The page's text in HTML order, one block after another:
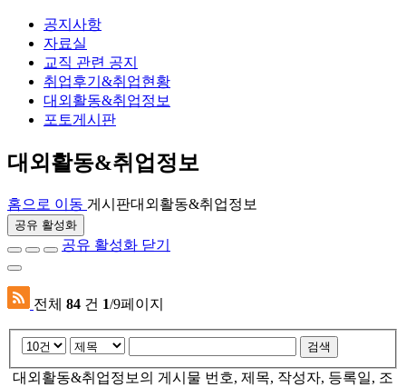
공지사항
자료실
교직 관련 공지
취업후기&취업현황
대외활동&취업정보
포토게시판
대외활동&취업정보
홈으로 이동 게시판대외활동&취업정보
공유 활성화
공유 활성화 닫기
전체 84 건 1/9페이지
검색
대외활동&취업정보의 게시물 번호, 제목, 작성자, 등록일, 조